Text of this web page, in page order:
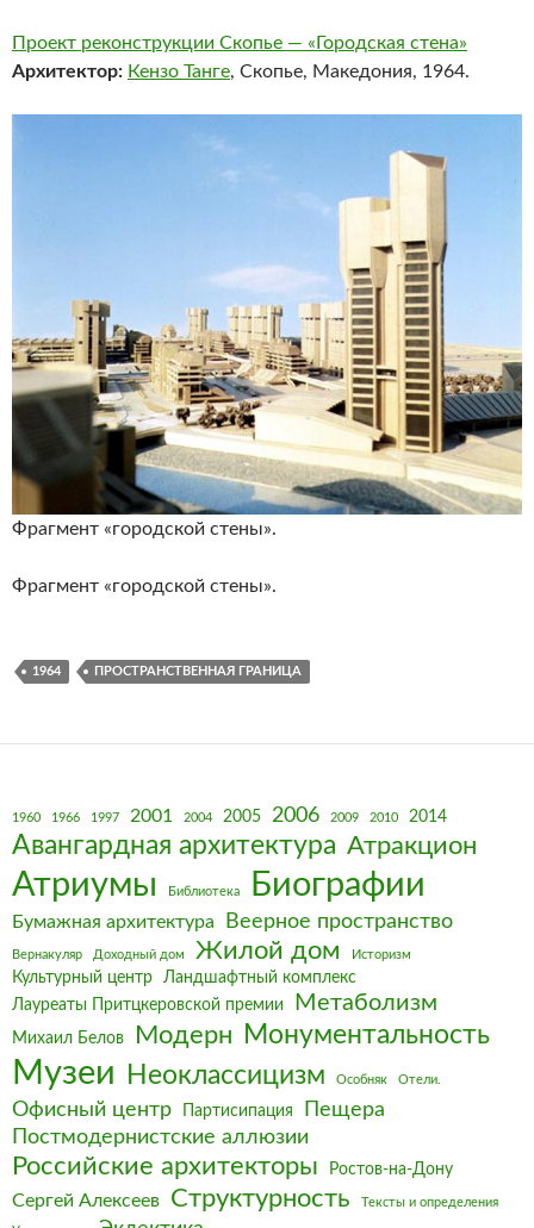
Проект реконструкции Скопье — «Городская стена»
Архитектор: Кензо Танге, Скопье, Македония, 1964.
Фрагмент «городской стены».
Фрагмент «городской стены».
1964 ПРОСТРАНСТВЕННАЯ ГРАНИЦА
1960 1966 1997 2001 2004 2005 2006 2009 2010 2014
Авангардная архитектура Атракцион
Атриумы Библиотека Биографии
Бумажная архитектура Веерное пространство
Вернакуляр Доходный дом Жилой дом Историзм
Культурный центр
Ландшафтный комплекс
Лауреаты Притцкеровской премии
Метаболизм
Михаил Белов Модерн Монументальность
Музеи Неоклассицизм Особняк Отели.
Офисный центр Партисипация
Пещера
Постмодернистские аллюзии
Российские архитекторы Ростов-на-Дону
Сергей Алексеев Структурность Тексты и определения